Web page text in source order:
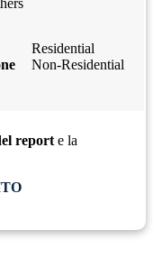
Residential
Non-Residential
report e la